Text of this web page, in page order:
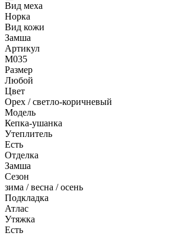
Вид меха
Норка
Вид кожи
Замша
Артикул
M035
Размер
Любой
Цвет
Орех / светло-коричневый
Модель
Кепка-ушанка
Утеплитель
Есть
Отделка
Замша
Сезон
зима / весна / осень
Подкладка
Атлас
Утяжка
Есть